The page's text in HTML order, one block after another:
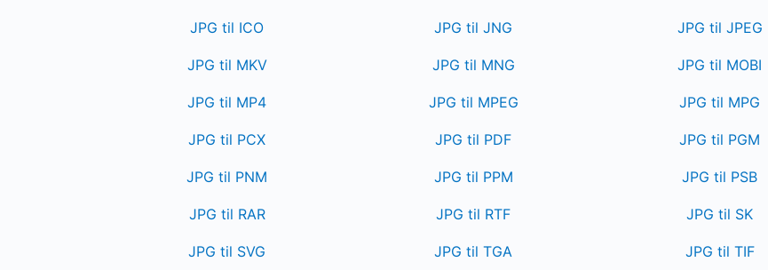
JPG til ICO JPG til JNG JPG til JPEG
JPG til MKV JPG til MNG JPG til MOBI
JPG til MP4 JPG til MPEG JPG til MPG
JPG til PCX JPG til PDF JPG til PGM
JPG til PNM JPG til PPM JPG til PSB
JPG til RAR JPG til RTF JPG til SK
JPG til SVG JPG til TGA JPG til TIF